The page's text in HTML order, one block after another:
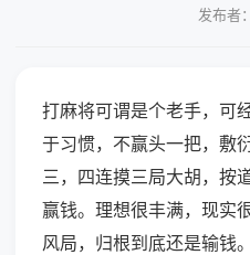
发布者
打麻将可谓是个老手，可
于习惯，不赢头一把，敷
三，四连摸三局大胡，按
赢钱。理想很丰满，现实
风局，归根到底还是输钱。